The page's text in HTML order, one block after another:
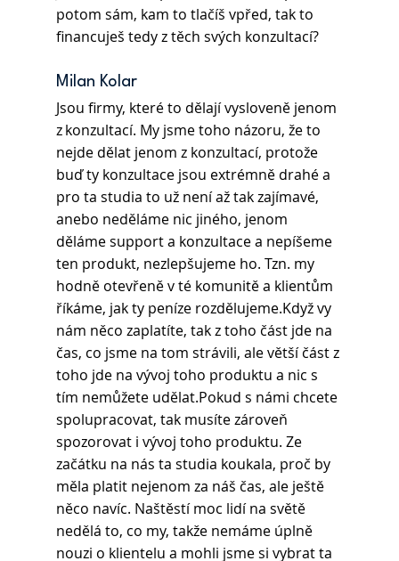
potom sám, kam to tlačíš vpřed, tak to
financuješ tedy z těch svých konzultací?
Milan Kolar
Jsou firmy, které to dělají vysloveně jenom
z konzultací. My jsme toho názoru, že to
nejde dělat jenom z konzultací, protože
buď ty konzultace jsou extrémně drahé a
pro ta studia to už není až tak zajímavé,
anebo neděláme nic jiného, jenom
děláme support a konzultace a nepíšeme
ten produkt, nezlepšujeme ho. Tzn. my
hodně otevřeně v té komunitě a klientům
říkáme, jak ty peníze rozdělujeme.Když vy
nám něco zaplatíte, tak z toho část jde na
čas, co jsme na tom strávili, ale větší část z
toho jde na vývoj toho produktu a nic s
tím nemůžete udělat.Pokud s námi chcete
spolupracovat, tak musíte zároveň
spozorovat i vývoj toho produktu. Ze
začátku na nás ta studia koukala, proč by
měla platit nejenom za náš čas, ale ještě
něco navíc. Naštěstí moc lidí na světě
nedělá to, co my, takže nemáme úplně
nouzi o klientelu a mohli jsme si vybrat ta